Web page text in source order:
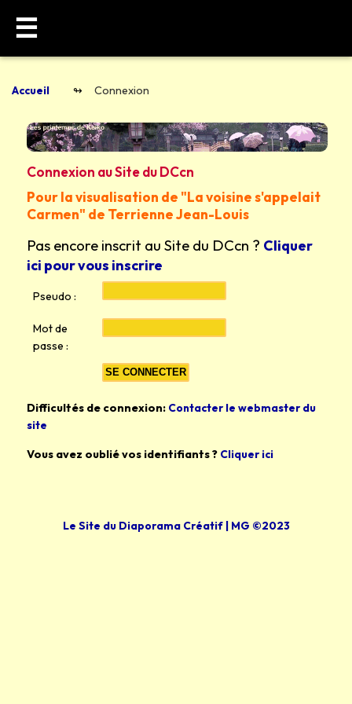
Accueil Connexion
☰
Connexion au Site du DCcn
Pour la visualisation de "La voisine s'appelait
Carmen" de Terrienne Jean-Louis
Pas encore inscrit au Site du DCcn ? Cliquer
ici pour vous inscrire
Pseudo :
Mot de
passe :
Difficultés de connexion: Contacter le webmaster du
site
Vous avez oublié vos identifiants ? Cliquer ici
Le Site du Diaporama Créatif | MG ©2023